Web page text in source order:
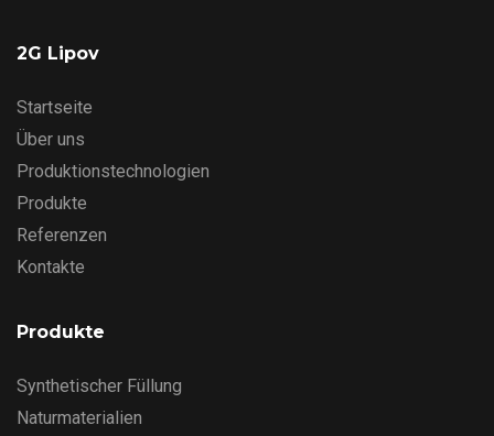
2G Lipov
Startseite
Über uns
Produktionstechnologien
Produkte
Referenzen
Kontakte
Produkte
Synthetischer Füllung
Naturmaterialien